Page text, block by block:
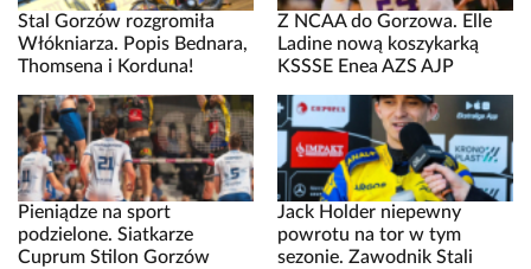
Stal Gorzów rozgromiła
Włókniarza. Popis Bednara,
Thomsena i Korduna!
Z NCAA do Gorzowa. Elle
Ladine nową koszykarką
KSSSE Enea AZS AJP
Pieniądze na sport
podzielone. Siatkarze
Cuprum Stilon Gorzów
Jack Holder niepewny
powrotu na tor w tym
sezonie. Zawodnik Stali